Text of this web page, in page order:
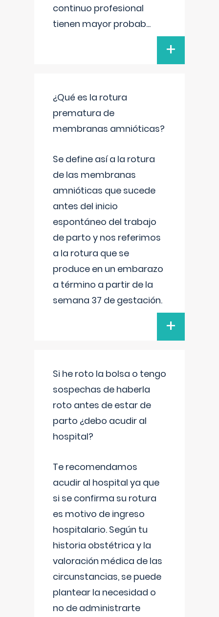
continuo profesional
tienen mayor probab...
+
¿Qué es la rotura
prematura de
membranas amnióticas?
Se define así a la rotura
de las membranas
amnióticas que sucede
antes del inicio
espontáneo del trabajo
de parto y nos referimos
a la rotura que se
produce en un embarazo
a término a partir de la
semana 37 de gestación.
+
Si he roto la bolsa o tengo
sospechas de haberla
roto antes de estar de
parto ¿debo acudir al
hospital?
Te recomendamos
acudir al hospital ya que
si se confirma su rotura
es motivo de ingreso
hospitalario. Según tu
historia obstétrica y la
valoración médica de las
circunstancias, se puede
plantear la necesidad o
no de administrarte